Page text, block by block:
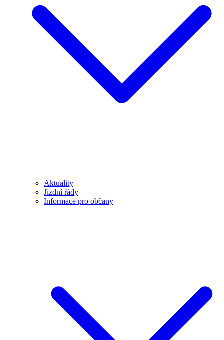
Aktuality
Jízdní řády
Informace pro občany